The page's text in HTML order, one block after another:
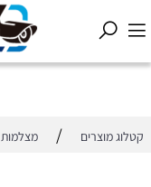
קטלוג מוצרים / מצלמות